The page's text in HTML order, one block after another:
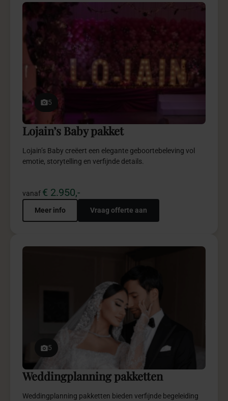
5
Lojain’s Baby pakket
Lojain’s Baby creëert een elegante geboortebeleving vol
emotie, storytelling en verfijnde details.
vanaf € 2.950,-
Meer info Vraag offerte aan
5
Weddingplanning pakketten
Weddingplanning pakketten bieden verfijnde begeleiding